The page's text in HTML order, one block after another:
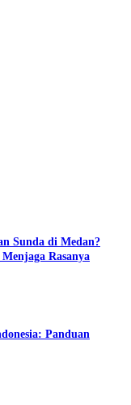
Sunda di Medan?
Rasanya
Panduan